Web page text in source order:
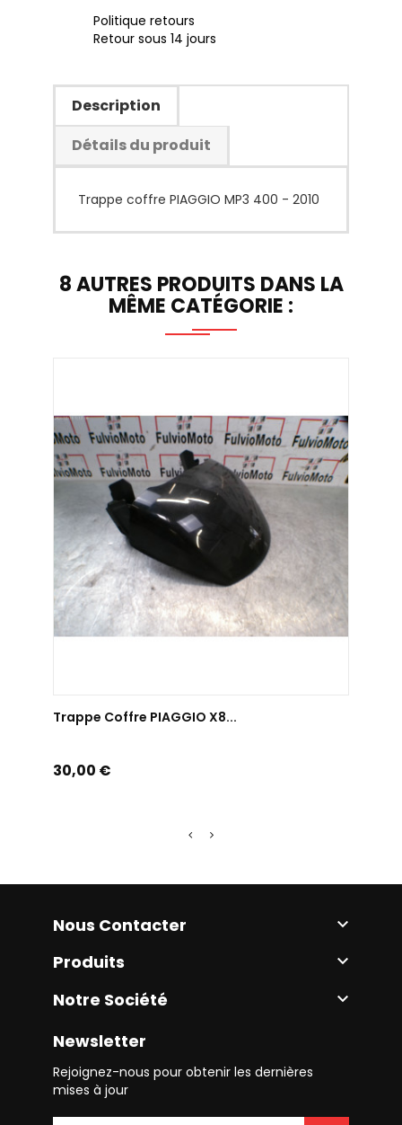
Politique retours
Retour sous 14 jours
Description
Détails du produit
Trappe coffre PIAGGIO MP3 400 - 2010
8 AUTRES PRODUITS DANS LA
MÊME CATÉGORIE :
Trappe Coffre PIAGGIO X8...
Prix
30,00 €
Nous Contacter 
Produits 
Notre Société 
Newsletter
Rejoignez-nous pour obtenir les dernières
mises à jour